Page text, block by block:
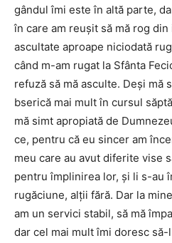
gândul îmi este în altă parte,
în care am reuşit să mă rog
ascultate aproape niciodată
când m-am rugat la Sfânta
refuză să mă asculte. Deşi mă
bserică mai mult în cursul
mă simt apropiată de
ce, pentru că eu sincer am
meu care au avut diferite vise
pentru împlinirea lor, şi li s-au
rugăciune, alţii fără. Dar la
am un servici stabil, să mă
dar cel mai mult îmi doresc